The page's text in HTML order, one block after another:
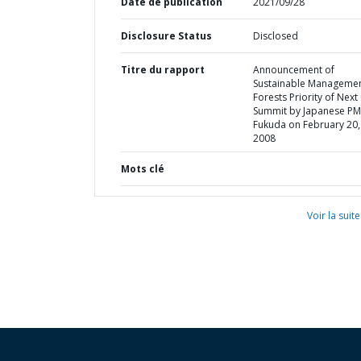
Disclosure Status Disclosed
Titre du rapport
Announcement of
Sustainable
Forests Priority of Next
Summit by Japanese PM
Fukuda on February 20,
2008
Mots clé
Voir la suite